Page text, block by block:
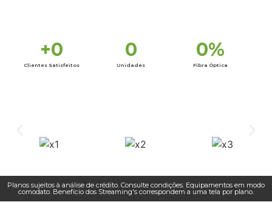
Clientes Satisfeitos
+0
Unidades
0
Fibra Óptica
0%
Planos sujeitos à análise de crédito. Consulte condições. Equipamentos em modo
comodato. Benefício dos Streaming's correspondem a uma tela por plano.